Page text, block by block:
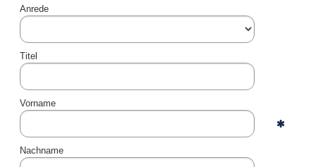
Anrede
Titel
Vorname
Nachname